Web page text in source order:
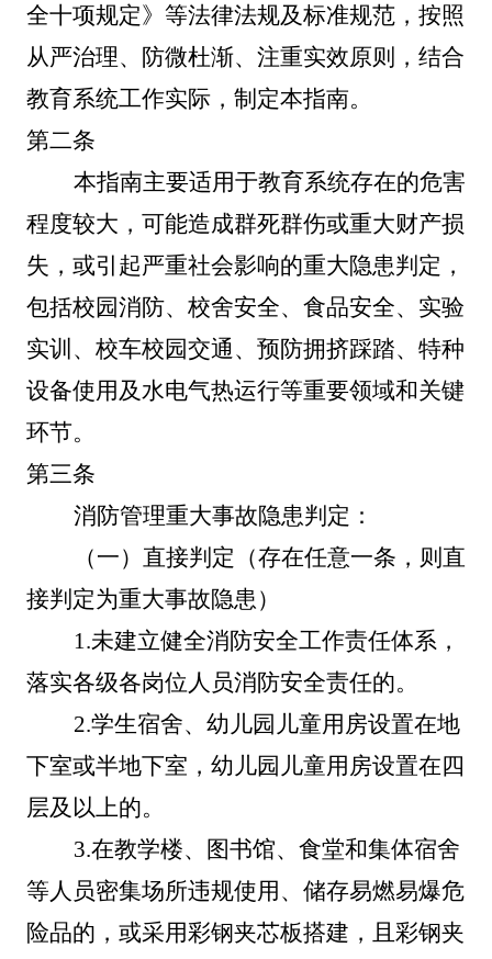
全十项规定》等法律法规及标准规范，按照
从严治理、防微杜渐、注重实效原则，结合
教育系统工作实际，制定本指南。
第二条
本指南主要适用于教育系统存在的危害
程度较大，可能造成群死群伤或重大财产损
失，或引起严重社会影响的重大隐患判定，
包括校园消防、校舍安全、食品安全、实验
实训、校车校园交通、预防拥挤踩踏、特种
设备使用及水电气热运行等重要领域和关键
环节。
第三条
消防管理重大事故隐患判定：
（一）直接判定（存在任意一条，则直
接判定为重大事故隐患）
1.未建立健全消防安全工作责任体系，
落实各级各岗位人员消防安全责任的。
2.学生宿舍、幼儿园儿童用房设置在地
下室或半地下室，幼儿园儿童用房设置在四
层及以上的。
3.在教学楼、图书馆、食堂和集体宿舍
等人员密集场所违规使用、储存易燃易爆危
险品的，或采用彩钢夹芯板搭建，且彩钢夹